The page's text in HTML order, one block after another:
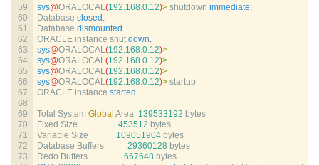
59
60
61
62
63
64
65
66
67
68
69
70
71
72
73
sys@ORALOCAL(192.168.0.12)> shutdown immediate;
Database closed .
Database dismounted .
ORACLE instance shut down.
sys@ORALOCAL(192.168.0.12)>
sys@ORALOCAL(192.168.0.12)>
sys@ORALOCAL(192.168.0.12)>
sys@ORALOCAL(192.168.0.12)> startup
ORACLE instance started .
Total System Global Area 139533192 bytes
Fixed Size 453512 bytes
Variable Size 109051904 bytes
Database Buffers 29360128 bytes
Redo Buffers 667648 bytes